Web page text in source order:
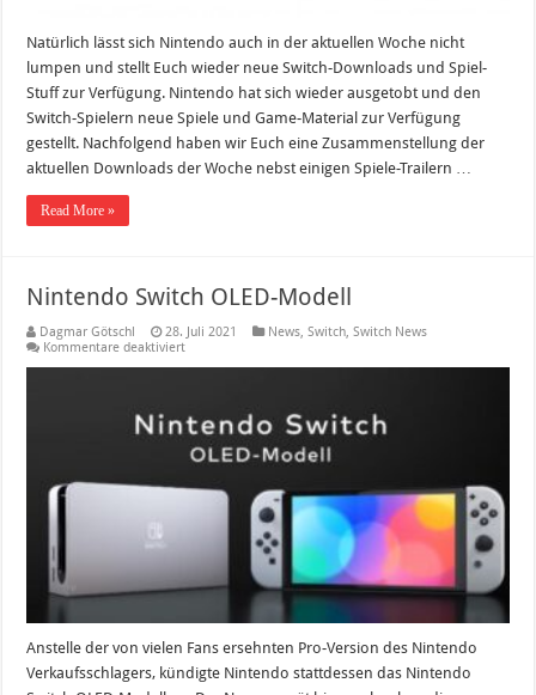
Natürlich lässt sich Nintendo auch in der aktuellen Woche nicht
lumpen und stellt Euch wieder neue Switch-Downloads und Spiel-
Stuff zur Verfügung. Nintendo hat sich wieder ausgetobt und den
Switch-Spielern neue Spiele und Game-Material zur Verfügung
gestellt. Nachfolgend haben wir Euch eine Zusammenstellung der
aktuellen Downloads der Woche nebst einigen Spiele-Trailern …
Read More »
Nintendo Switch OLED-Modell
Dagmar Götschl 28. Juli 2021 News,Switch,Switch News
Kommentare deaktiviertfür
Anstelle der von vielen Fans ersehnten Pro-Version des Nintendo
Verkaufsschlagers, kündigte Nintendo stattdessen das Nintendo